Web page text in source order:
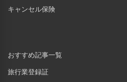
キャンセル保険
おすすめ記事一覧
旅行業登録証